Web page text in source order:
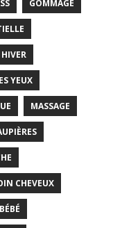
GOMMAGE
YEUX
MASSAGE
CHEVEUX